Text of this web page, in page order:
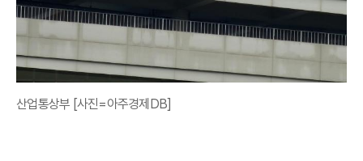
산업통상부 [사진=아주경제DB]